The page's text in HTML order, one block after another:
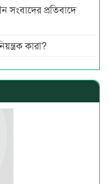
সংবাদের প্রতিবাদে
কারা?